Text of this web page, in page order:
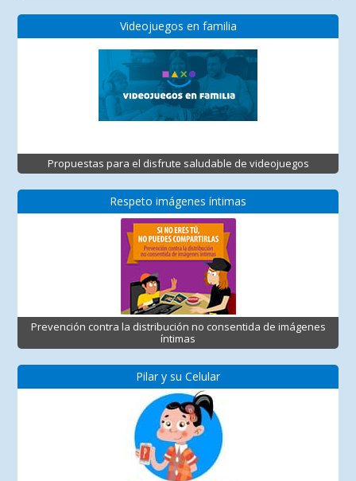
Videojuegos en familia
Propuestas para el disfrute saludable de videojuegos
Respeto imágenes íntimas
Prevención contra la distribución no consentida de imágenes
íntimas
Pilar y su Celular